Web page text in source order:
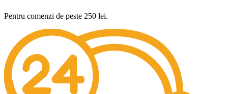
Pentru comenzi de peste 250 lei.